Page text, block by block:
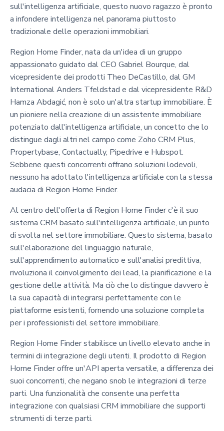
sull'intelligenza artificiale, questo nuovo ragazzo è pronto
a infondere intelligenza nel panorama piuttosto
tradizionale delle operazioni immobiliari.
Region Home Finder, nata da un'idea di un gruppo
appassionato guidato dal CEO Gabriel Bourque, dal
vicepresidente dei prodotti Theo DeCastillo, dal GM
International Anders Tfeldstad e dal vicepresidente R&D
Hamza Abdagić, non è solo un'altra startup immobiliare. È
un pioniere nella creazione di un assistente immobiliare
potenziato dall'intelligenza artificiale, un concetto che lo
distingue dagli altri nel campo come Zoho CRM Plus,
Propertybase, Contactually, Pipedrive e Hubspot.
Sebbene questi concorrenti offrano soluzioni lodevoli,
nessuno ha adottato l'intelligenza artificiale con la stessa
audacia di Region Home Finder.
Al centro dell'offerta di Region Home Finder c'è il suo
sistema CRM basato sull'intelligenza artificiale, un punto
di svolta nel settore immobiliare. Questo sistema, basato
sull'elaborazione del linguaggio naturale,
sull'apprendimento automatico e sull'analisi predittiva,
rivoluziona il coinvolgimento dei lead, la pianificazione e la
gestione delle attività. Ma ciò che lo distingue davvero è
la sua capacità di integrarsi perfettamente con le
piattaforme esistenti, fornendo una soluzione completa
per i professionisti del settore immobiliare.
Region Home Finder stabilisce un livello elevato anche in
termini di integrazione degli utenti. Il prodotto di Region
Home Finder offre un'API aperta versatile, a differenza dei
suoi concorrenti, che negano snob le integrazioni di terze
parti. Una funzionalità che consente una perfetta
integrazione con qualsiasi CRM immobiliare che supporti
strumenti di terze parti.